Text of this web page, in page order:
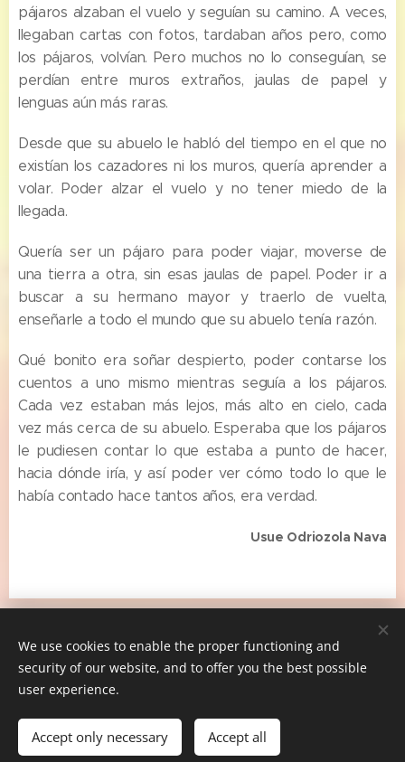
pájaros alzaban el vuelo y seguían su camino. A veces,
llegaban cartas con fotos, tardaban años pero, como
los pájaros, volvían. Pero muchos no lo conseguían, se
perdían entre muros extraños, jaulas de papel y
lenguas aún más raras.
Desde que su abuelo le habló del tiempo en el que no
existían los cazadores ni los muros, quería aprender a
volar. Poder alzar el vuelo y no tener miedo de la
llegada.
Quería ser un pájaro para poder viajar, moverse de
una tierra a otra, sin esas jaulas de papel. Poder ir a
buscar a su hermano mayor y traerlo de vuelta,
enseñarle a todo el mundo que su abuelo tenía razón.
Qué bonito era soñar despierto, poder contarse los
cuentos a uno mismo mientras seguía a los pájaros.
Cada vez estaban más lejos, más alto en cielo, cada
vez más cerca de su abuelo. Esperaba que los pájaros
le pudiesen contar lo que estaba a punto de hacer,
hacia dónde iría, y así poder ver cómo todo lo que le
había contado hace tantos años, era verdad.
Usue Odriozola Nava
Asociación Socioeducativa OnDoaN Topagunea
653053439 / ondoantopagunea@gmail.com
MARIAREN LAGUNDIA LIZARRA 2- 20006 DONOSTIA
Languages
Español
Euskara
We use cookies to enable the proper functioning and
security of our website, and to offer you the best possible
user experience.
Accept only necessary Accept all